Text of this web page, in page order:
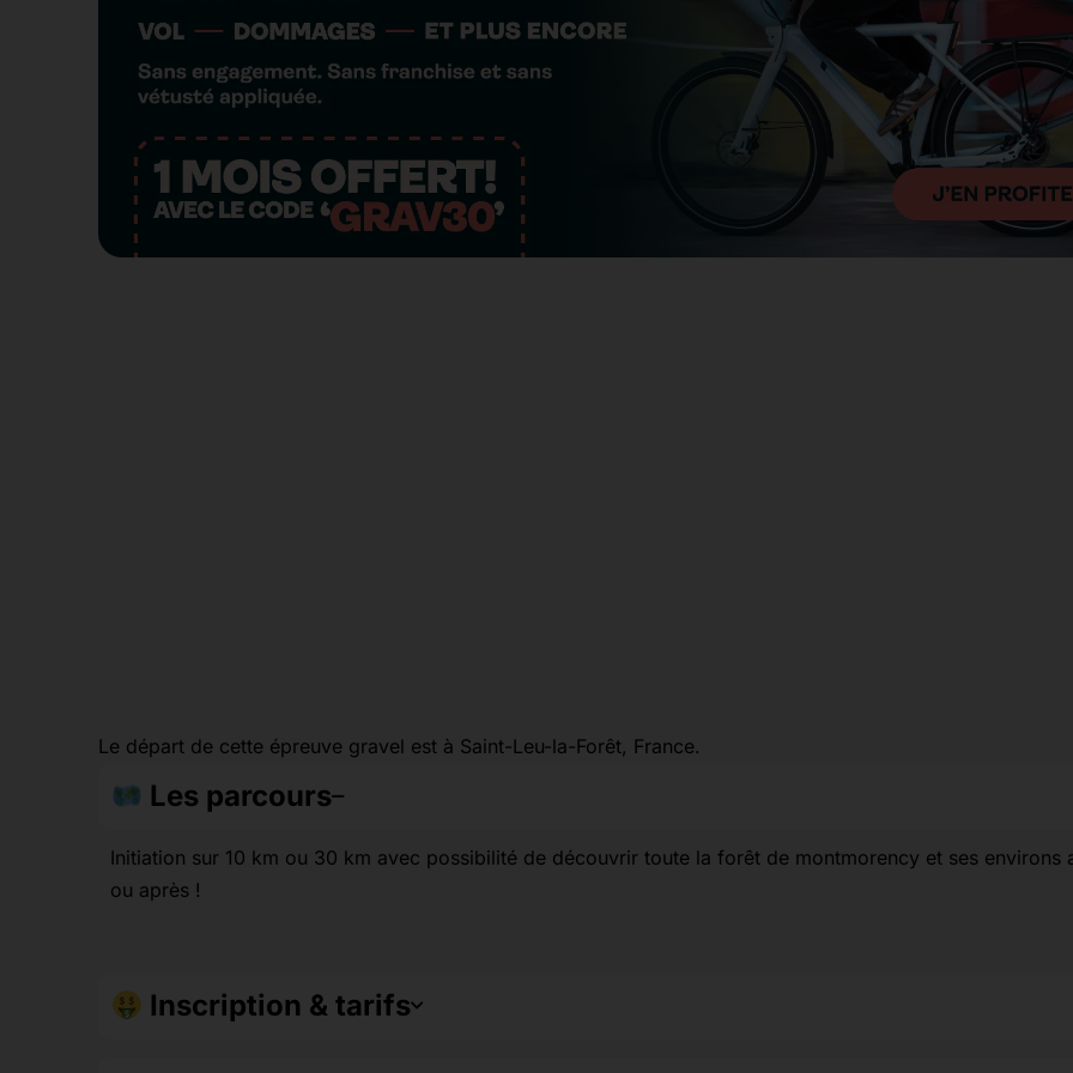
Le départ de cette épreuve gravel est à Saint-Leu-la-Forêt, France.
Les parcours
Initiation sur 10 km ou 30 km avec possibilité de découvrir toute la forêt de montmorency et ses environs
ou après !
Inscription & tarifs